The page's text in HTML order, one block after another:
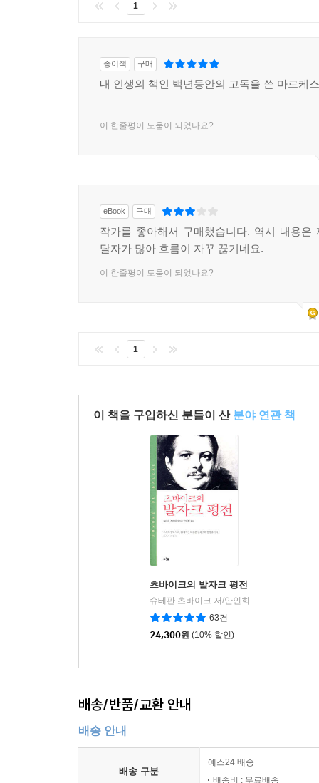
1
종이책 구매
내 인생의 책인 백년동안의 고독을 쓴 마르케스
이 한줄평이 도움이 되었나요?
eBook 구매
작가를 좋아해서 구매했습니다. 역시 내용은
탈자가 많아 흐름이 자꾸 끊기네요.
이 한줄평이 도움이 되었나요?
1
이 책을 구입하신 분들이 산 분야 연관 책
츠바이크의 발자크 평전
슈테판 츠바이크 저/안인희 역
63건
24,300원 (10% 할인)
배송/반품/교환 안내
배송 안내
배송 구분
예스24 배송
배송비 : 무료배송